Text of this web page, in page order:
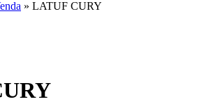
» LATUF CURY